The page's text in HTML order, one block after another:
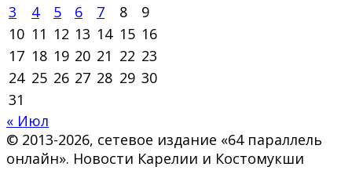
3
4 5 6 7 8
9
10 11 12 13 14 15 16
17 18 19 20 21 22 23
24 25 26 27 28 29 30
31
« Июл
© 2013-2026, сетевое издание «64 параллель
онлайн». Новости Карелии и Костомукши